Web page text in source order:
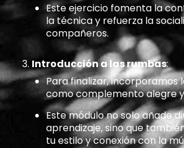
Este ejercicio fomenta la
la técnica y refuerza la
compañeros.
Introducción a las rumbas:
Para finalizar, incorporamos
como complemento alegre
Este módulo no solo añade
aprendizaje, sino que
tu estilo y conexión con la